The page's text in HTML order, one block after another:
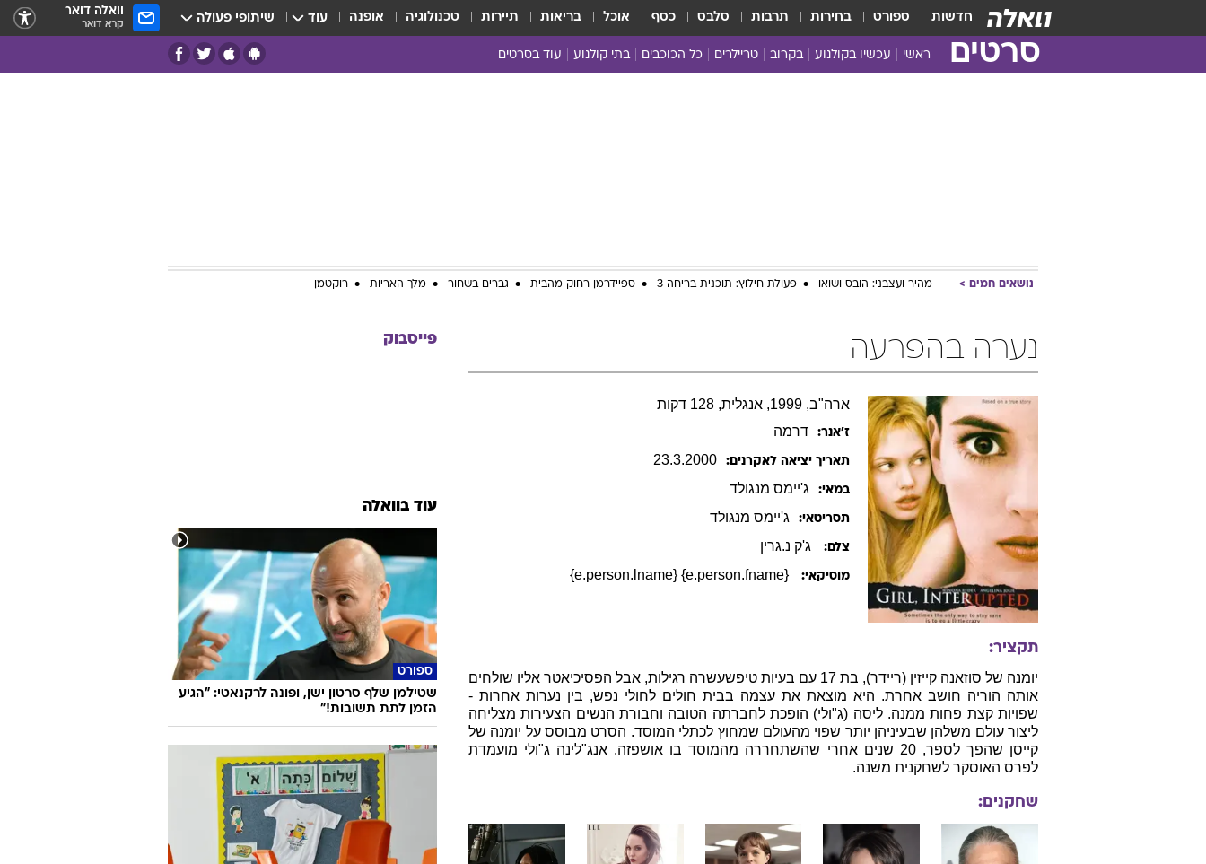
חדשות ספורט בחירות תרבות סלבס כסף אוכל בריאות תיירות טכנולוגיה אופנה עוד שיתופי פעולה וואלה דואר
קרא דואר
סרטים ראשי עכשיו בקולנוע בקרוב טריילרים כל הכוכבים בתי קולנוע עוד בסרטים
נושאים חמים מהיר ועצבני: הובס ושואו פעולת חילוץ: תוכנית בריחה 3 ספיידרמן רחוק מהבית גברים בשחור מלך האריות רוקטמן
נערה בהפרעה
ארה"ב, 1999, אנגלית, 128 דקות
ז׳אנר: דרמה
תאריך יציאה לאקרנים: 23.3.2000
במאי: ג'יימס מנגולד
תסריטאי: ג'יימס מנגולד
צלם: ג'ק נ.גרין
מוסיקאי: {e.person.fname} {e.person.lname}
תקציר:
יומנה של סוזאנה קייזין (ריידר), בת 17 עם בעיות טיפשעשרה רגילות, אבל הפסיכיאטר אליו שולחים
אותה הוריה חושב אחרת. היא מוצאת את עצמה בבית חולים לחולי נפש, בין נערות אחרות -
שפויות קצת פחות ממנה. ליסה (ג"ולי) הופכת לחברתה הטובה וחבורת הנשים הצעירות מצליחה
ליצור עולם משלהן שבעיניהן יותר שפוי מהעולם שמחוץ לכתלי המוסד. הסרט מבוסס על יומנה של
קייסן שהפך לספר, 20 שנים אחרי שהשתחררה מהמוסד בו אושפזה. אנג"לינה ג"ולי מועמדת
לפרס האוסקר לשחקנית משנה.
שחקנים:
פייסבוק
עוד בוואלה
ספורט
שטילמן שלף סרטון ישן, ופונה לרקנאטי: "הגיע
הזמן לתת תשובות!"